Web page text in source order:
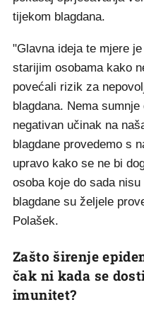
tijekom blagdana.
"Glavna ideja te mjere
starijim osobama kako
povećali rizik za
blagdana. Nema
negativan učinak na
blagdane provedemo s
upravo kako se ne bi
osoba koje do sada
blagdane su željele
Polašek.
Zašto širenje
čak ni kada se
imunitet?